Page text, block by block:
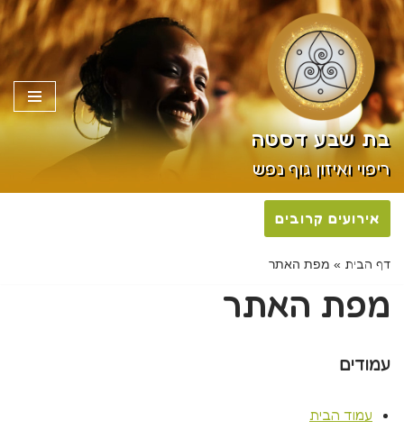
פתח
Skip
to
content
בת שבע דסטה
ריפוי ואיזון גוף נפש
אירועים קרובים
דף הבית » מפת האתר
מפת האתר
עמודים
עמוד הבית